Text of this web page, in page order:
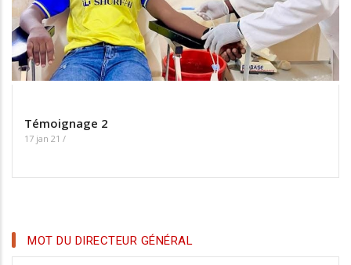
Témoignage 2
17 jan 21 /
MOT DU DIRECTEUR GÉNÉRAL